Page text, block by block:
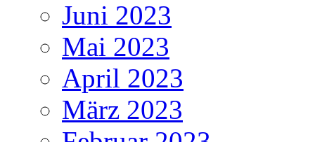
Juni 2023
Mai 2023
April 2023
März 2023